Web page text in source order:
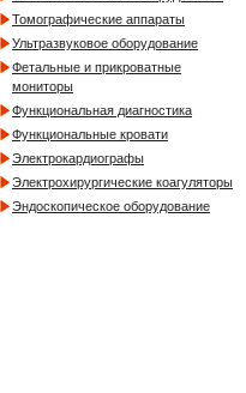
Томографические аппараты
Ультразвуковое оборудование
Фетальные и прикроватные
мониторы
Функциональная диагностика
Функциональные кровати
Электрокардиографы
Электрохирургические коагуляторы
Эндоскопическое оборудование